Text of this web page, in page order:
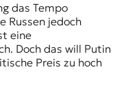
das Tempo
Russen jedoch
eine
Doch das will Putin
Preis zu hoch